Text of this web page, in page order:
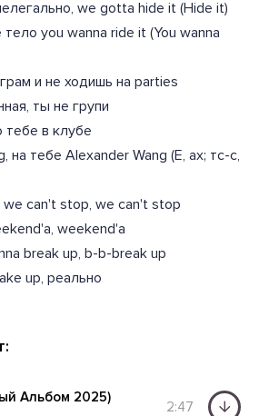
we gotta hide it (Hide it)
you wanna ride it (You wanna
и не ходишь на parties
ты не групи
в клубе
на тебе Alexander Wang (Е, ах; тс-с,
can't stop, we can't stop
weekend'a
break up, b-b-break up
up, реально
Альбом 2025)
2:47